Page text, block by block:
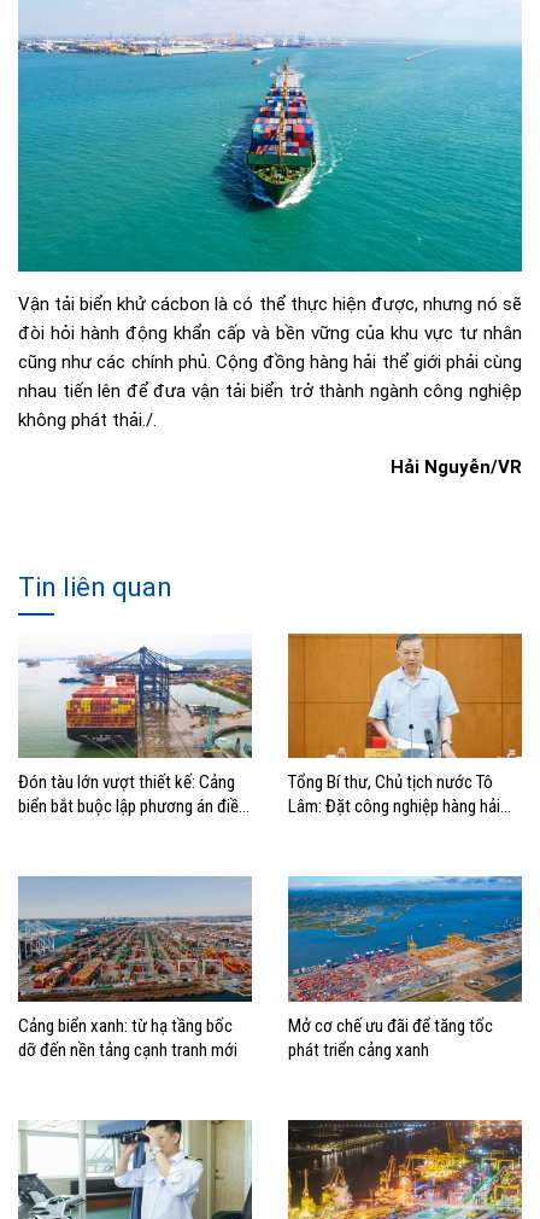
Vận tải biển khử cácbon là có thể thực hiện được, nhưng nó sẽ
đòi hỏi hành động khẩn cấp và bền vững của khu vực tư nhân
cũng như các chính phủ. Cộng đồng hàng hải thể giới phải cùng
nhau tiến lên để đưa vận tải biển trở thành ngành công nghiệp
không phát thải./.​
Hải Nguyễn/VR
Tin liên quan
Đón tàu lớn vượt thiết kế: Cảng
biển bắt buộc lập phương án điều
Tổng Bí thư, Chủ tịch nước Tô
Lâm: Đặt công nghiệp hàng hải
biển mạnh
Cảng biển xanh: từ hạ tầng bốc
dỡ đến nền tảng cạnh tranh mới
Mở cơ chế ưu đãi để tăng tốc
phát triển cảng xanh